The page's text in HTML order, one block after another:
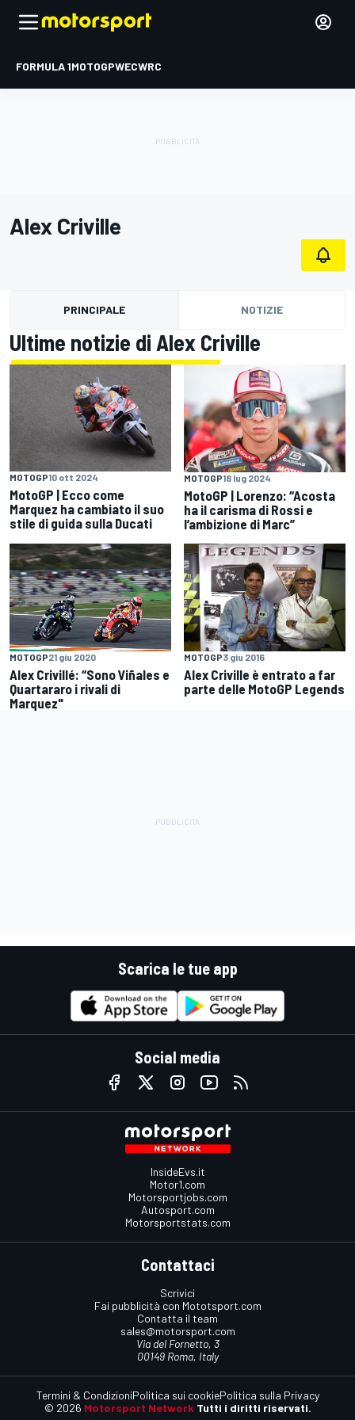
FORMULA 1MOTOGPWECWRC
Alex Criville
PRINCIPALE NOTIZIE
Ultime notizie di Alex Criville
MOTOGP10 ott 2024
MotoGP | Ecco come
Marquez ha cambiato il suo
stile di guida sulla Ducati
MOTOGP18 lug 2024
MotoGP | Lorenzo: “Acosta
ha il carisma di Rossi e
l’ambizione di Marc”
MOTOGP21 giu 2020
Alex Crivillé: “Sono Viñales e
Quartararo i rivali di
Marquez"
MOTOGP3 giu 2016
Alex Criville è entrato a far
parte delle MotoGP Legends
Scarica le tue app
Social media
InsideEvs.it
Motor1.com
Motorsportjobs.com
Autosport.com
Motorsportstats.com
Contattaci
Scrivici
Fai pubblicità con Mototsport.com
Contatta il team
sales@motorsport.com
Via del Fornetto, 3
00149 Roma, Italy
© 2026 Motorsport Network Tutti i diritti riservati.
Termini & CondizioniPolitica sui cookiePolitica sulla Privacy